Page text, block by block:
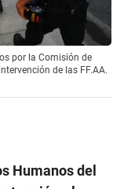
por la Comisión de
de las FF.AA.
Humanos del